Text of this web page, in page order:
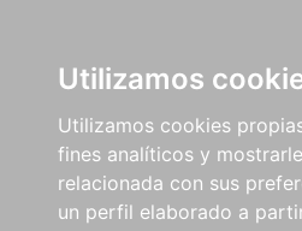
Utilizamos
Utilizamos cookies
fines analíticos y
relacionada con sus
un perfil elaborado a